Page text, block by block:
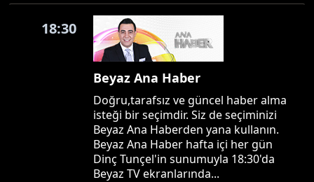
18:30
Beyaz Ana Haber
Doğru,tarafsız ve güncel haber alma
isteği bir seçimdir. Siz de seçiminizi
Beyaz Ana Haberden yana kullanın.
Beyaz Ana Haber hafta içi her gün
Dinç Tunçel'in sunumuyla 18:30'da
Beyaz TV ekranlarında...